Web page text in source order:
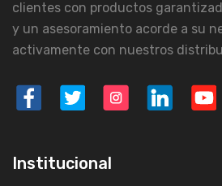
clientes con productos
y un asesoramiento acorde a su
activamente con nuestros
Institucional